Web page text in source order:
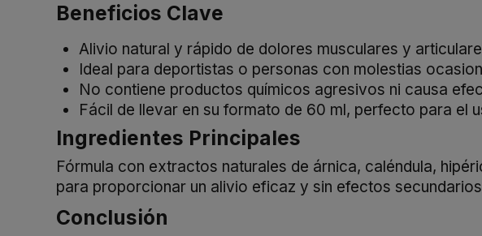
Beneficios Clave
Alivio natural y rápido de dolores musculares y
Ideal para deportistas o personas con molestias
No contiene productos químicos agresivos ni causa
Fácil de llevar en su formato de 60 ml, perfecto para el
Ingredientes Principales
Fórmula con extractos naturales de árnica, caléndula,
para proporcionar un alivio eficaz y sin efectos
Conclusión